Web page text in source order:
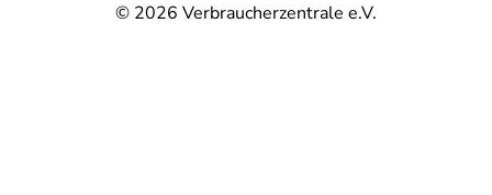
© 2026 Verbraucherzentrale e.V.